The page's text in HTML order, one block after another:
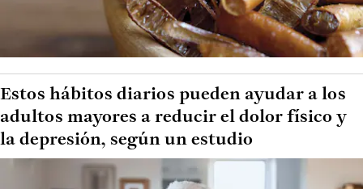
Estos hábitos diarios pueden ayudar a los
adultos mayores a reducir el dolor físico y
la depresión, según un estudio